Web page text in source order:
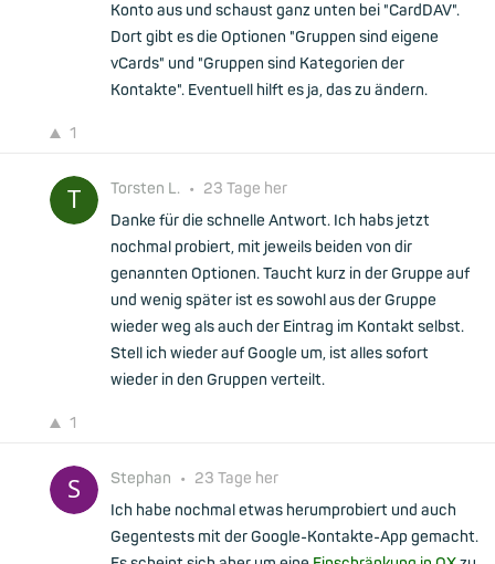
Konto aus und schaust ganz unten bei "CardDAV".
Dort gibt es die Optionen "Gruppen sind eigene
vCards" und "Gruppen sind Kategorien der
Kontakte". Eventuell hilft es ja, das zu ändern.
1
Torsten L. • 23 Tage her
Danke für die schnelle Antwort. Ich habs jetzt
nochmal probiert, mit jeweils beiden von dir
genannten Optionen. Taucht kurz in der Gruppe auf
und wenig später ist es sowohl aus der Gruppe
wieder weg als auch der Eintrag im Kontakt selbst.
Stell ich wieder auf Google um, ist alles sofort
wieder in den Gruppen verteilt.
1
Stephan • 23 Tage her
Ich habe nochmal etwas herumprobiert und auch
Gegentests mit der Google-Kontakte-App gemacht.